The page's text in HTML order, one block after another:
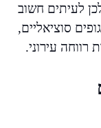
לעיתים חשוב
סוציאליים,
רווחה עירוני.